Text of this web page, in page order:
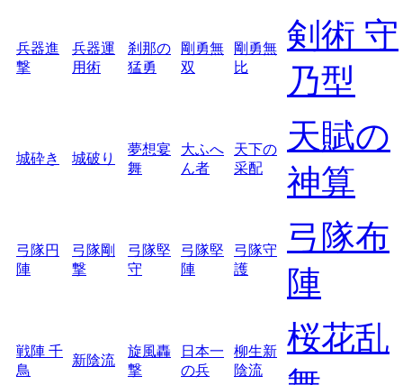
兵器進
撃
兵器運
用術
刹那の
猛勇
剛勇無
双
剛勇無
比
剣術 守
乃型
城砕き 城破り
夢想宴
舞
大ふへ
ん者
天下の
采配
天賦の
神算
弓隊円
陣
弓隊剛
撃
弓隊堅
守
弓隊堅
陣
弓隊守
護
弓隊布
陣
戦陣 千
鳥
新陰流
旋風轟
撃
日本一
の兵
柳生新
陰流
桜花乱